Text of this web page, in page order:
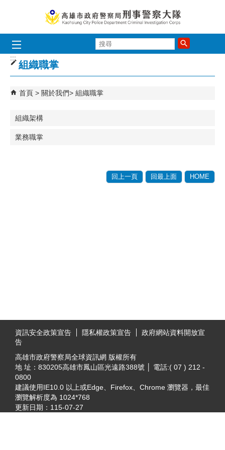
跳到主要內容區塊
尋
:::
組織職掌
首頁 關於我們 組織職掌
組織架構
業務職掌
回上一頁 回最上面 HOME
資訊安全政策宣告
隱私權政策宣告
政府網站資料開放宣
告
高雄市政府警察局全球資訊網 版權所有
地 址：830205高雄市鳳山區光遠路388號 │ 電話:( 07 ) 212 -
0800
建議使用IE10.0 以上或Edge、Firefox、Chrome 瀏覽器，最佳
瀏覽解析度為 1024*768
更新日期： 115-07-27